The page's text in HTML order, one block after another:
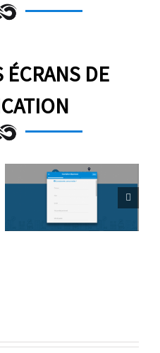
ÉCRANS DE